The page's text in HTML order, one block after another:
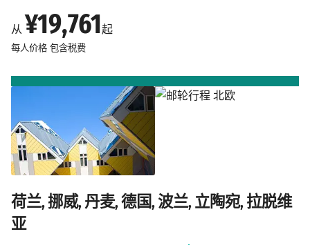
从 ¥19,761起
每人价格 包含税费
荷兰, 挪威, 丹麦, 德国, 波兰, 立陶宛, 拉脱维
亚